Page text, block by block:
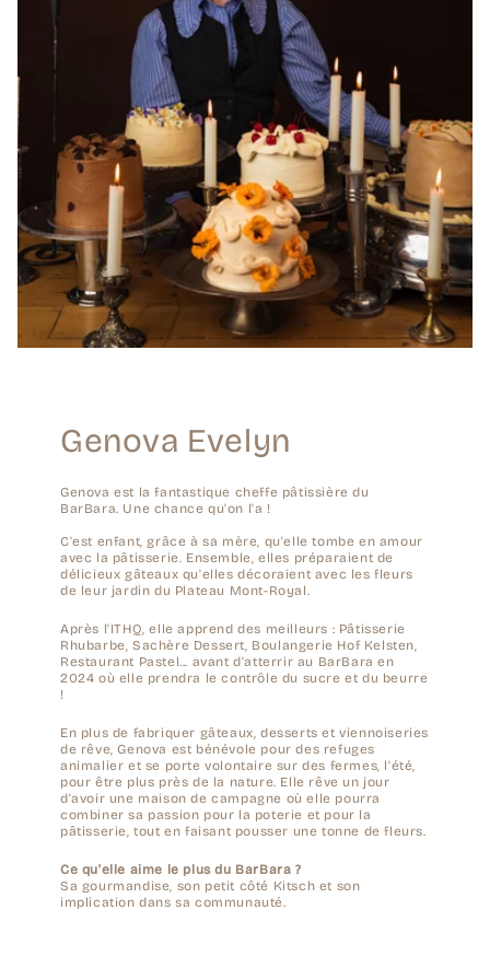
Genova Evelyn
Genova est la fantastique cheffe pâtissière du
BarBara. Une chance qu'on l'a !
C'est enfant, grâce à sa mère, qu'elle tombe en amour
avec la pâtisserie. Ensemble, elles préparaient de
délicieux gâteaux qu'elles décoraient avec les fleurs
de leur jardin du Plateau Mont-Royal.
Après l'ITHQ, elle apprend des meilleurs : Pâtisserie
Rhubarbe, Sachère Dessert, Boulangerie Hof Kelsten,
Restaurant Pastel... avant d'atterrir au BarBara en
2024 où elle prendra le contrôle du sucre et du beurre
!
En plus de fabriquer gâteaux, desserts et viennoiseries
de rêve, Genova est bénévole pour des refuges
animalier et se porte volontaire sur des fermes, l'été,
pour être plus près de la nature. Elle rêve un jour
d'avoir une maison de campagne où elle pourra
combiner sa passion pour la poterie et pour la
pâtisserie, tout en faisant pousser une tonne de fleurs.
Ce qu'elle aime le plus du BarBara ?
Sa gourmandise, son petit côté Kitsch et son
implication dans sa communauté.